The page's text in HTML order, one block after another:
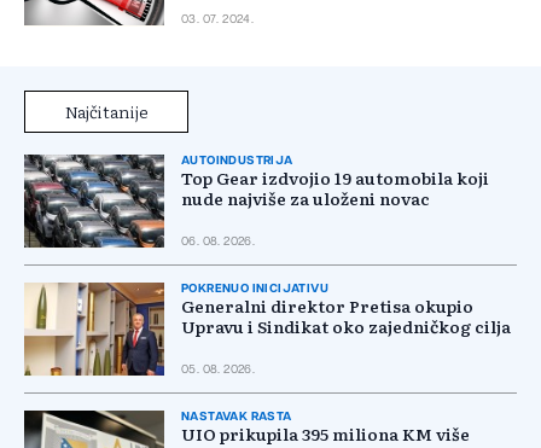
03. 07. 2024.
Najčitanije
AUTOINDUSTRIJA
Top Gear izdvojio 19 automobila koji
nude najviše za uloženi novac
06. 08. 2026.
POKRENUO INICIJATIVU
Generalni direktor Pretisa okupio
Upravu i Sindikat oko zajedničkog cilja
05. 08. 2026.
NASTAVAK RASTA
UIO prikupila 395 miliona KM više